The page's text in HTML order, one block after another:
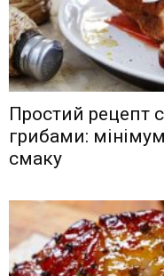
Простий рецепт
грибами:
смаку